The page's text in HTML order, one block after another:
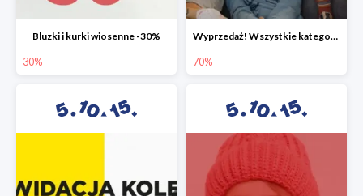
Bluzki i kurki wiosenne -30%
30%
Wyprzedaż! Wszystkie kategorie do -70%
70%